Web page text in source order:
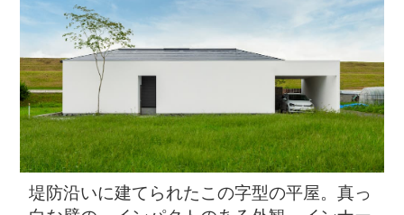
堤防沿いに建てられたこの字型の平屋。真っ